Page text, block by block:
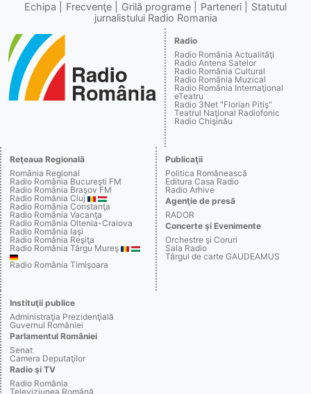
Echipa Frecvenţe Grilă programe Parteneri
Statutul
jurnalistului Radio Romania
Radio
Radio România Actualităţi
Radio Antena Satelor
Radio România Cultural
Radio România Muzical
Radio România Internaţional
eTeatru
Radio 3Net "Florian Pitiş"
Teatrul Naţional Radiofonic
Radio Chişinău
Reţeaua Regională
România Regional
Radio România Bucureşti FM
Radio România Braşov FM
Radio România Cluj
Radio România Constanţa
Radio România Vacanţa
Radio România Oltenia-Craiova
Radio România Iaşi
Radio România Reşiţa
Radio România Târgu Mureş
Radio România Timişoara
Publicaţii
Politica Românească
Editura Casa Radio
Radio Arhive
Agenţie de presă
RADOR
Concerte şi Evenimente
Orchestre şi Coruri
Sala Radio
Târgul de carte GAUDEAMUS
Instituţii publice
Administraţia Prezidenţială
Guvernul României
Parlamentul României
Senat
Camera Deputaţilor
Radio şi TV
Radio România
Televiziunea Română